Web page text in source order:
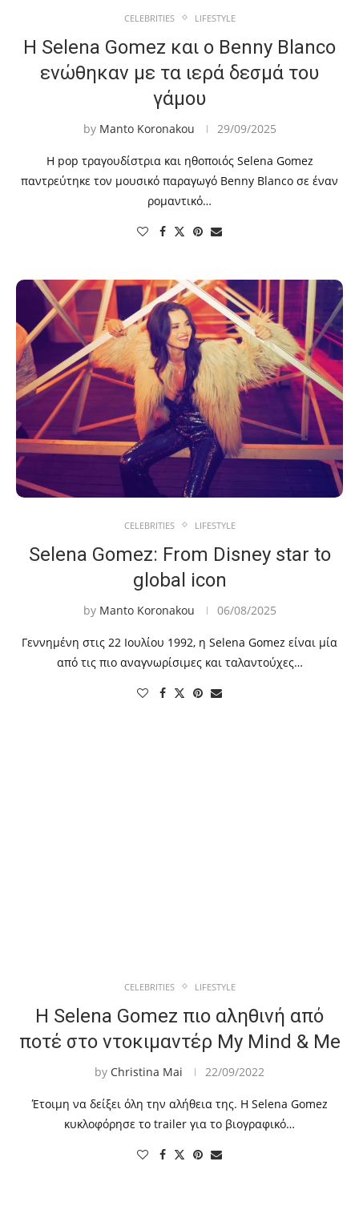
CELEBRITIES LIFESTYLE
Η Selena Gomez και ο Benny Blanco
ενώθηκαν με τα ιερά δεσμά του
γάμου
by Manto Koronakou 29/09/2025
Η pop τραγουδίστρια και ηθοποιός Selena Gomez
παντρεύτηκε τον μουσικό παραγωγό Benny Blanco σε έναν
ρομαντικό…
CELEBRITIES LIFESTYLE
Selena Gomez: From Disney star to
global icon
by Manto Koronakou 06/08/2025
Γεννημένη στις 22 Ιουλίου 1992, η Selena Gomez είναι μία
από τις πιο αναγνωρίσιμες και ταλαντούχες…
CELEBRITIES LIFESTYLE
Η Selena Gomez πιο αληθινή από
ποτέ στο ντοκιμαντέρ My Mind & Me
by Christina Mai 22/09/2022
Έτοιμη να δείξει όλη την αλήθεια της. Η Selena Gomez
κυκλοφόρησε το trailer για το βιογραφικό…